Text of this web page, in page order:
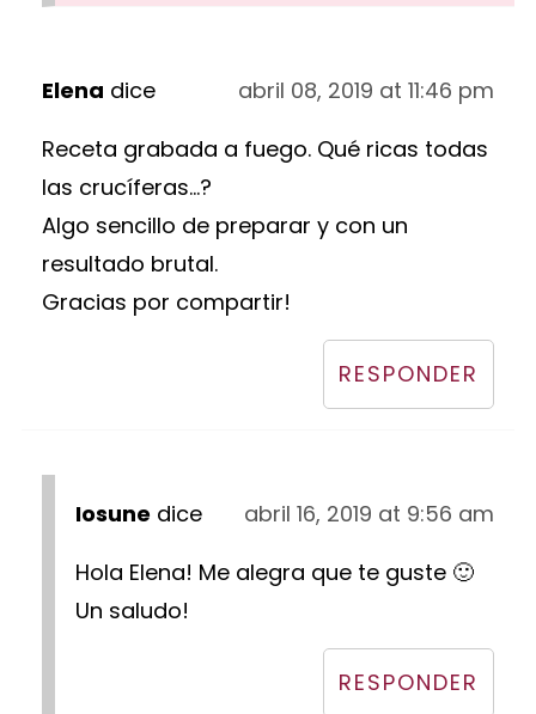
Elena dice
abril 08, 2019 at 11:46 pm
Receta grabada a fuego. Qué ricas todas
las crucíferas...?
Algo sencillo de preparar y con un
resultado brutal.
Gracias por compartir!
RESPONDER
Iosune dice
abril 16, 2019 at 9:56 am
Hola Elena! Me alegra que te guste 🙂
Un saludo!
RESPONDER